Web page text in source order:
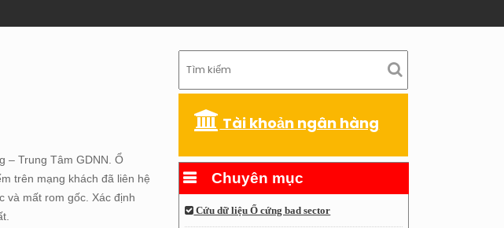
– Trung Tâm GDNN. Ổ
trên mạng khách đã liên hệ
và mất rom gốc. Xác định
Tài khoản ngân hàng
Chuyên mục
Cứu dữ liệu Ổ cứng bad sector